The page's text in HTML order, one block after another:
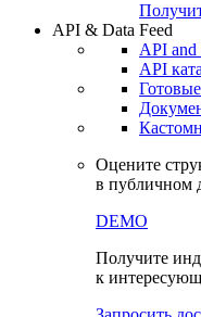
API & Data Feed
API and
API
Оцените
в публичном
DEMO
Получите
к